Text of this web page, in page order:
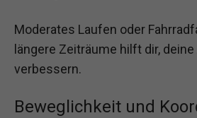
Moderates Laufen oder
längere Zeiträume hilft dir,
verbessern.
Beweglichkeit und